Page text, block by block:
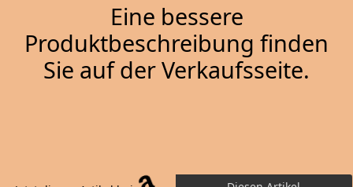
Eine bessere
Produktbeschreibung finden
Sie auf der Verkaufsseite.